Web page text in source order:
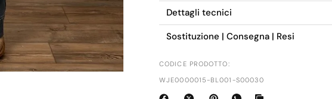
Dettagli tecnici
Sostituzione | Consegna | Resi
CODICE PRODOTTO:
WJE0000015-BL001-S00030